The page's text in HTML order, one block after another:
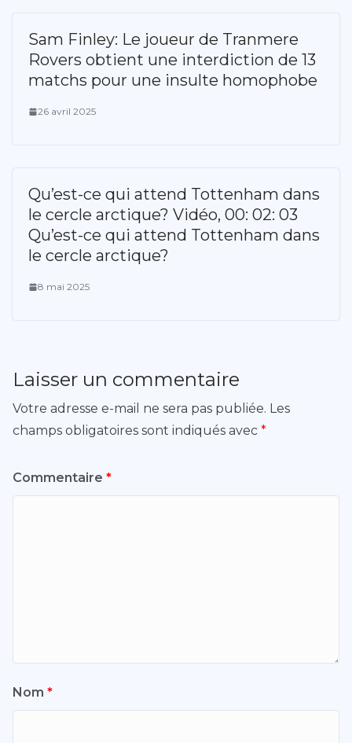
Sam Finley: Le joueur de Tranmere
Rovers obtient une interdiction de 13
matchs pour une insulte homophobe
26 avril 2025
Qu’est-ce qui attend Tottenham dans
le cercle arctique? Vidéo, 00: 02: 03
Qu’est-ce qui attend Tottenham dans
le cercle arctique?
8 mai 2025
Laisser un commentaire
Votre adresse e-mail ne sera pas publiée. Les
champs obligatoires sont indiqués avec *
Commentaire *
Nom *